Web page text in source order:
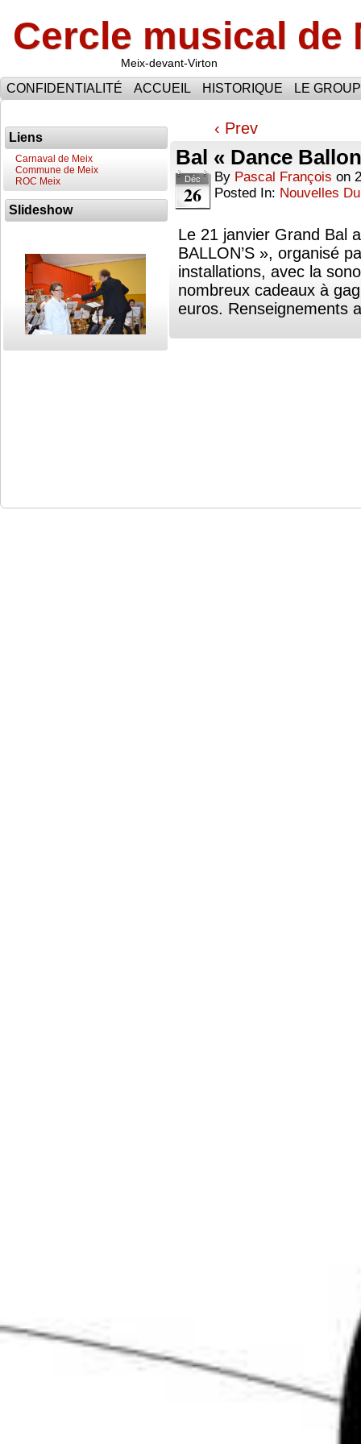
Cercle musical de
Meix-devant-Virton
CONFIDENTIALITÉ ACCUEIL HISTORIQUE LE
Liens
Carnaval de Meix
Commune de Meix
ROC Meix
Slideshow
‹ Prev
Bal « Dance
Déc
26
By Pascal François on
Posted In: Nouvelles
Le 21 janvier Grand Bal
BALLON’S », organisé
installations, avec la
nombreux cadeaux à
euros. Renseignements